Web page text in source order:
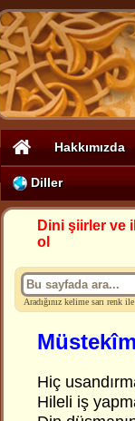
Hakkımızda
Diller
Dini şiirler ve
ol
Aradığınız kelime sarı renk
Hiç
Hileli iş